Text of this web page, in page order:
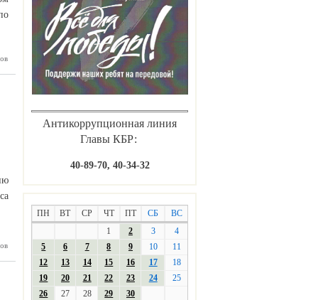
Антикоррупционная линия
Главы КБР:
40-89-70, 40-34-32
ПН ВТ СР ЧТ ПТ СБ
ВС
1
2 3
4
5
6 7 8 9 10
11
12
13 14 15 16 17
18
19
20 21 22 23 24
25
26
27 28 29 30
за